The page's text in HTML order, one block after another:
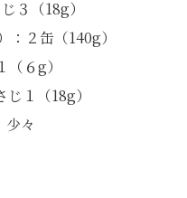
３（18g）
：２缶（140g）
（６g）
じ１（18g）
少々